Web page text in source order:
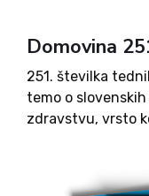
Domovina
251. številka
temo o
zdravstvu, vrsto